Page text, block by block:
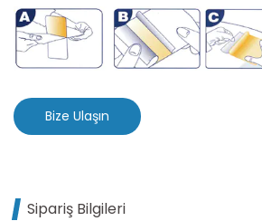
Bize Ulaşın
Sipariş Bilgileri